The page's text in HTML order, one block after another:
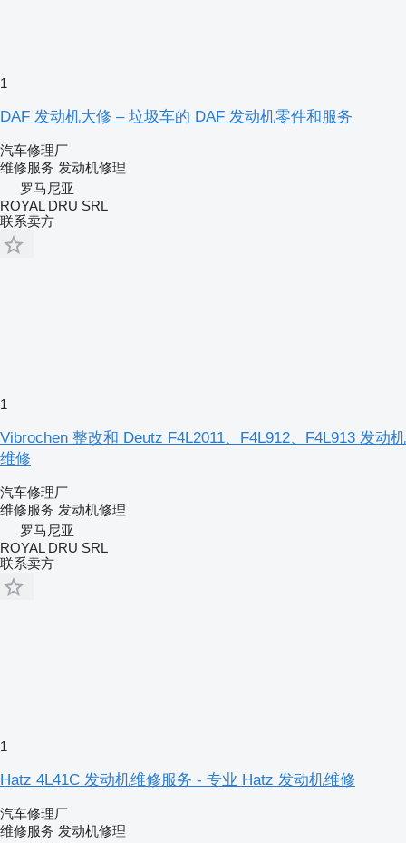
1
DAF 发动机大修 – 垃圾车的 DAF 发动机零件和服务
汽车修理厂
维修服务 发动机修理
罗马尼亚
ROYAL DRU SRL
联系卖方
1
Vibrochen 整改和 Deutz F4L2011、F4L912、F4L913 发动机
维修
汽车修理厂
维修服务 发动机修理
罗马尼亚
ROYAL DRU SRL
联系卖方
1
Hatz 4L41C 发动机维修服务 - 专业 Hatz 发动机维修
汽车修理厂
维修服务 发动机修理